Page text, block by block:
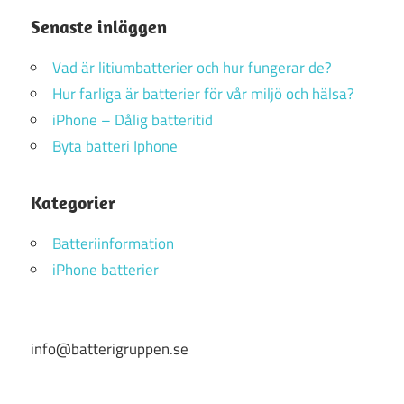
Senaste inläggen
Vad är litiumbatterier och hur fungerar de?
Hur farliga är batterier för vår miljö och hälsa?
iPhone – Dålig batteritid
Byta batteri Iphone
Kategorier
Batteriinformation
iPhone batterier
info@batterigruppen.se